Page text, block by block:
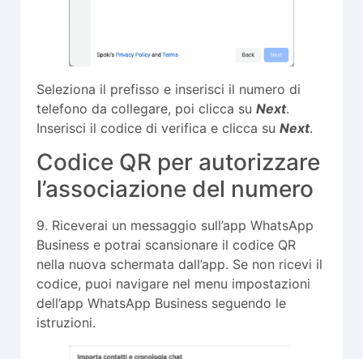
Seleziona il prefisso e inserisci il numero di
telefono da collegare, poi clicca su Next.
Inserisci il codice di verifica e clicca su Next.
Codice QR per autorizzare
l’associazione del numero
9. Riceverai un messaggio sull’app WhatsApp
Business e potrai scansionare il codice QR
nella nuova schermata dall’app. Se non ricevi il
codice, puoi navigare nel menu impostazioni
dell’app WhatsApp Business seguendo le
istruzioni.